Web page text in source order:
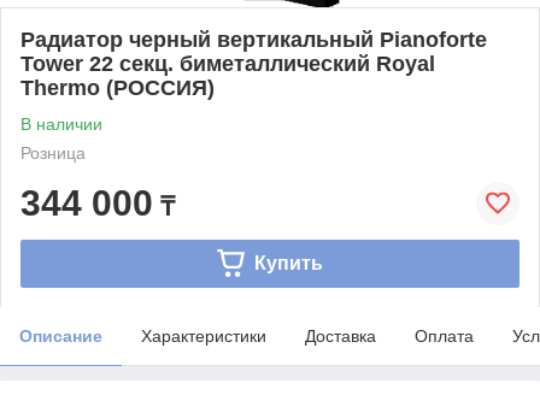
Радиатор черный вертикальный Pianoforte
Tower 22 cекц. биметаллический Royal
Thermo (РОССИЯ)
В наличии
Розница
344 000 ₸
Купить
Описание Характеристики Доставка Оплата